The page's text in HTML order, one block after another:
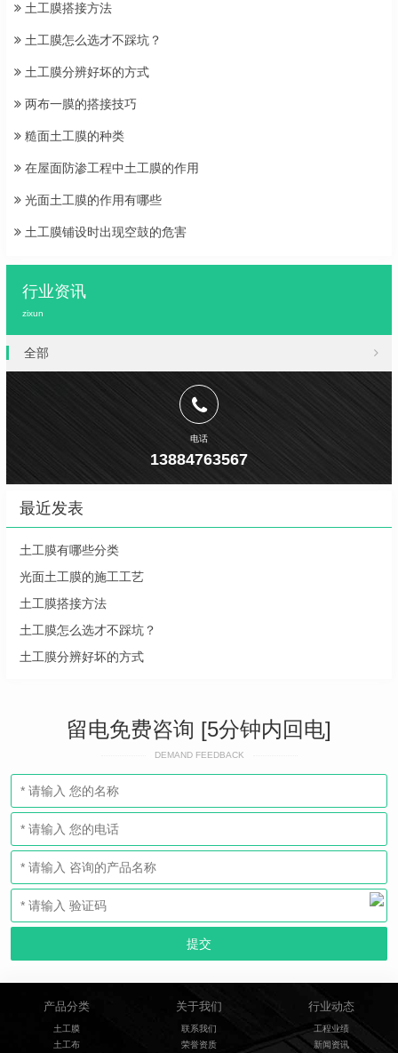
土工膜搭接方法
土工膜怎么选才不踩坑？
土工膜分辨好坏的方式
两布一膜的搭接技巧
糙面土工膜的种类
在屋面防渗工程中土工膜的作用
光面土工膜的作用有哪些
土工膜铺设时出现空鼓的危害
行业资讯
zixun
全部
电话
13884763567
最近发表
土工膜有哪些分类
光面土工膜的施工工艺
土工膜搭接方法
土工膜怎么选才不踩坑？
土工膜分辨好坏的方式
留电免费咨询 [5分钟内回电]
DEMAND FEEDBACK
产品分类
土工膜
土工布
关于我们
联系我们
荣誉资质
行业动态
工程业绩
新闻资讯